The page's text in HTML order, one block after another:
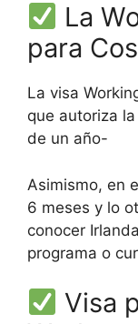
La
para
La visa
que autoriza
de un año-
Asimismo, en
6 meses y lo
conocer
programa o
Visa